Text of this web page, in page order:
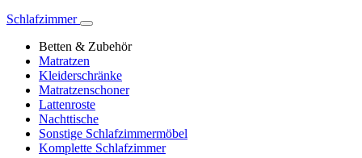
Schlafzimmer
Betten & Zubehör
Matratzen
Kleiderschränke
Matratzenschoner
Lattenroste
Nachttische
Sonstige Schlafzimmermöbel
Komplette Schlafzimmer